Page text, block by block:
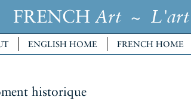
FRENCH Art~ L'art
ENGLISH HOME FRENCH HOME
historique